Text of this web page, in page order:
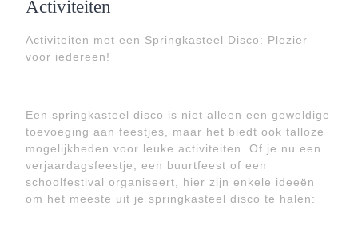
Activiteiten
Activiteiten met een Springkasteel Disco: Plezier
voor iedereen!
Een springkasteel disco is niet alleen een geweldige
toevoeging aan feestjes, maar het biedt ook talloze
mogelijkheden voor leuke activiteiten. Of je nu een
verjaardagsfeestje, een buurtfeest of een
schoolfestival organiseert, hier zijn enkele ideeën
om het meeste uit je springkasteel disco te halen: